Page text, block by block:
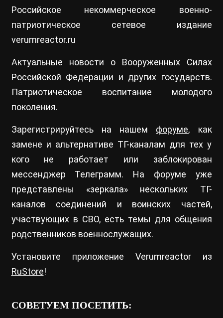
Российское некоммерческое военно-
патриотическое сетевое издание
verumreactor.ru
Актуальные новости о Вооруженных Силах
Российской Федерации и других государств.
Патриотическое воспитание молодого
поколения.
Зарегистрируйтесь на нашем форуме, как
замене и альтернативе ТГ-каналам для тех у
кого не работает или заблокирован
мессенджер Телеграмм. На форуме уже
представлены «зеркала» нескольких ТГ-
каналов соединений и воинских частей,
участвующих в СВО, есть темы для общения
родственников военнослужащих.
Установите приложение Verumreactor из
RuStore!
СОВЕТУЕМ ПОСЕТИТЬ: